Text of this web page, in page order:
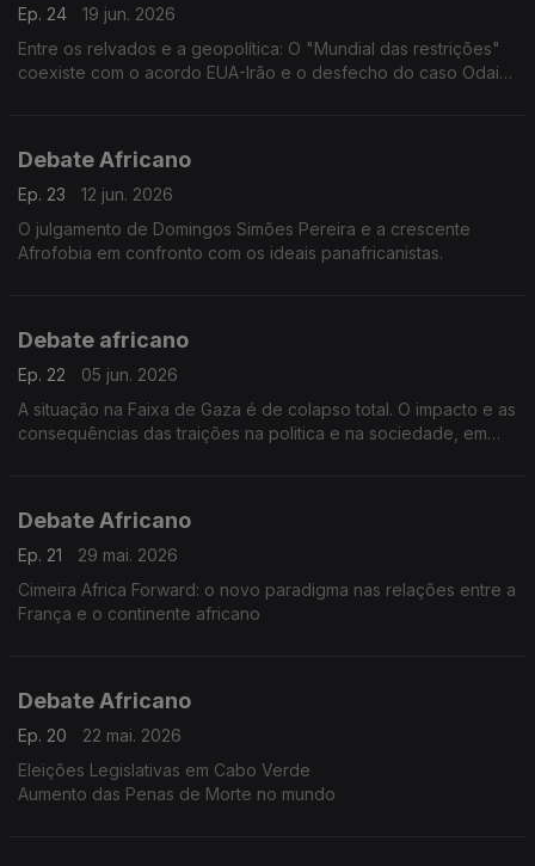
Ep. 24
19 jun. 2026
Entre os relvados e a geopolítica: O "Mundial das restrições"
coexiste com o acordo EUA-Irão e o desfecho do caso Odair
Debate Africano
Ep. 23
12 jun. 2026
O julgamento de Domingos Simões Pereira e a crescente
Afrofobia em confronto com os ideais panafricanistas.
Debate africano
Ep. 22
05 jun. 2026
A situação na Faixa de Gaza é de colapso total. O impacto e as
consequências das traições na politica e na sociedade, em
Debate Africano
Ep. 21
29 mai. 2026
Cimeira Africa Forward: o novo paradigma nas relações entre a
França e o continente africano
Debate Africano
Ep. 20
22 mai. 2026
Eleições Legislativas em Cabo Verde
Aumento das Penas de Morte no mundo